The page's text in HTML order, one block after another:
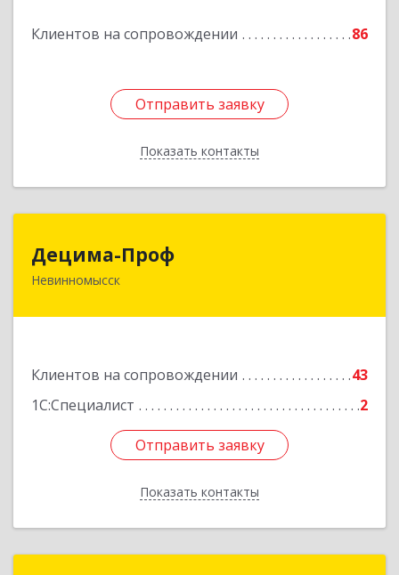
Клиентов на сопровождении 86
Отправить заявку
Показать контакты
Подробнее
Отправить заявку
Назад
Децима-Проф
Невинномысск
Клиентов на сопровождении
43
1С:Специалист
2
Отправить заявку
Показать контакты
357100, Ставропольский край, Невинномысск г,
Отправить заявку
Назад